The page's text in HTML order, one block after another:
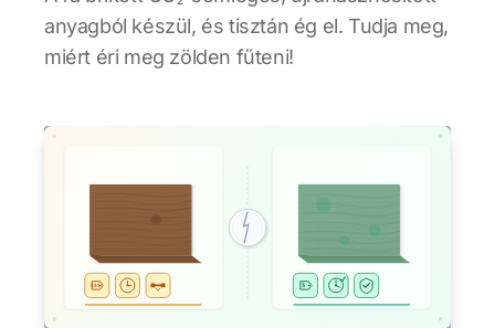
anyagból készül, és tisztán ég el. Tudja meg,
miért éri meg zölden fűteni!